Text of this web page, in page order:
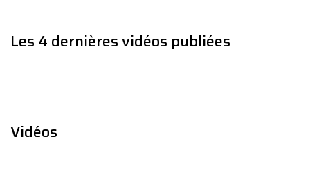
Les 4 dernières vidéos publiées
Vidéos